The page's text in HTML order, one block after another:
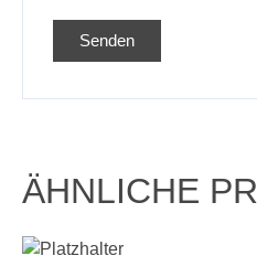
ÄHNLICHE